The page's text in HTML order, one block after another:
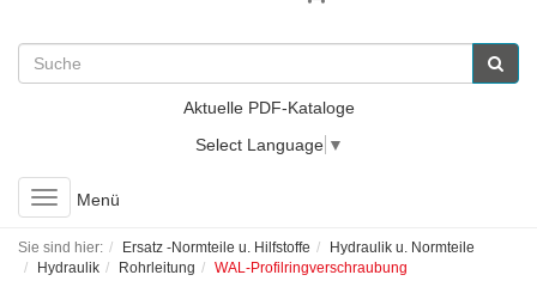
Aktuelle PDF-Kataloge
Select Language ▼
Toggle
navigation
Menü
Sie sind hier: Ersatz -Normteile u. Hilfstoffe
Hydraulik u. Normteile
Hydraulik
Rohrleitung WAL-Profilringverschraubung